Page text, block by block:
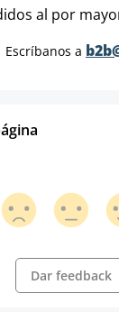
al por
Escríbanos a
Dar feedback